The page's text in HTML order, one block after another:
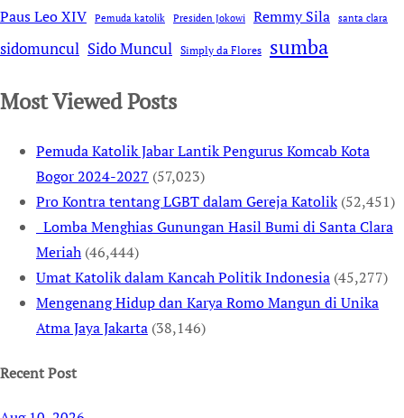
Paus Leo XIV Pemuda katolik Presiden Jokowi Remmy Sila santa clara
sidomuncul Sido Muncul Simply da Flores sumba
Most Viewed Posts
Pemuda Katolik Jabar Lantik Pengurus Komcab Kota
Bogor 2024-2027 (57,023)
Pro Kontra tentang LGBT dalam Gereja Katolik (52,451)
Lomba Menghias Gunungan Hasil Bumi di Santa Clara
Meriah (46,444)
Umat Katolik dalam Kancah Politik Indonesia (45,277)
Mengenang Hidup dan Karya Romo Mangun di Unika
Atma Jaya Jakarta (38,146)
Recent Post